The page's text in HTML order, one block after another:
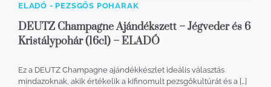
ELADÓ - PEZSGŐS POHARAK
DEUTZ Champagne Ajándékszett – Jégveder és 6
Kristálypohár (16cl) – ELADÓ
Ez a DEUTZ Champagne ajándékkészlet ideális választás
mindazoknak, akik értékelik a kifinomult pezsgőkultúrát és a […]